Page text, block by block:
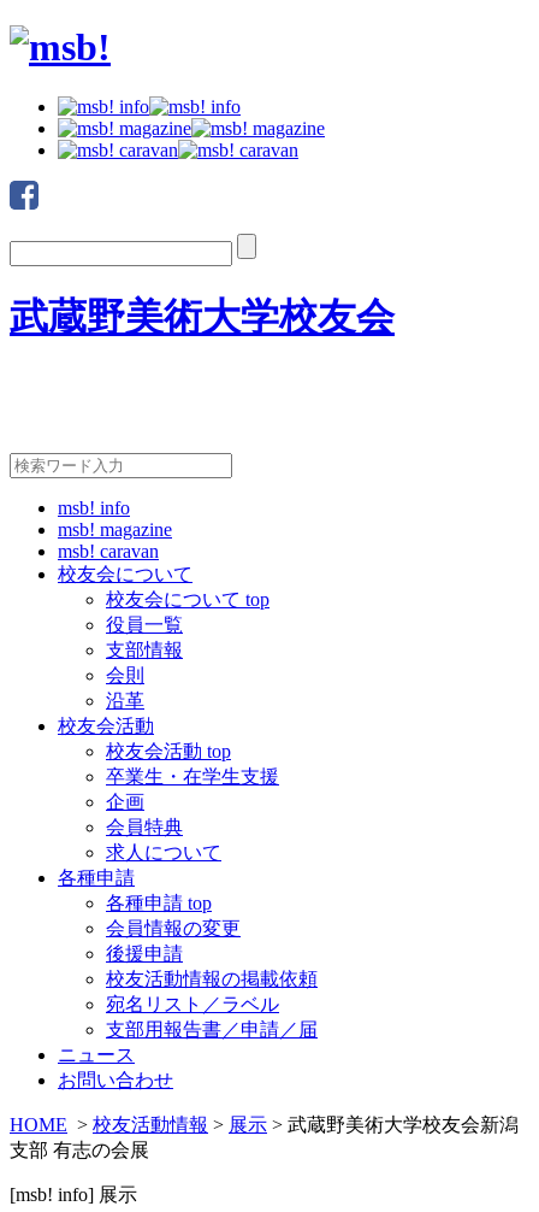
武蔵野美術大学校友会
msb! info
msb! magazine
msb! caravan
校友会について
校友会について top
役員一覧
支部情報
会則
沿革
校友会活動
校友会活動 top
卒業生・在学生支援
企画
会員特典
求人について
各種申請
各種申請 top
会員情報の変更
後援申請
校友活動情報の掲載依頼
宛名リスト／ラベル
支部用報告書／申請／届
ニュース
お問い合わせ
HOME > 校友活動情報 > 展示 > 武蔵野美術大学校友会新潟
支部 有志の会展
[msb! info] 展示